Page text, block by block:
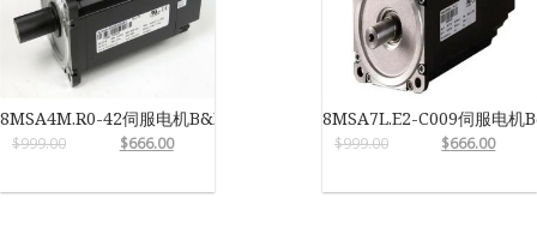
8MSA4M.R0-42伺服电机B&R
$999.00 $666.00
8MSA7L.E2-C009伺服电机
$999.00 $666.00